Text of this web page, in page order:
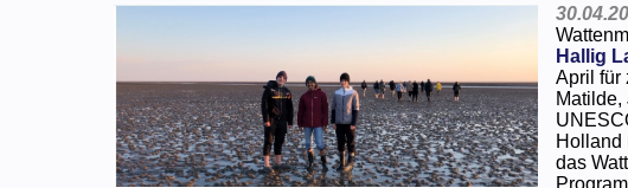
Hallig
April für
Holland
das